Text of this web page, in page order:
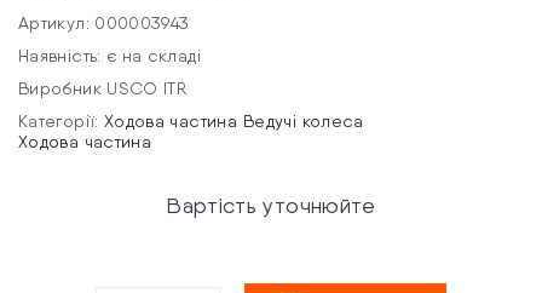
Артикул: 000003943
Наявність: є на складі
Виробник USCO ITR
Категорії: Ходова частина Ведучі колеса
Ходова частина
Вартість уточнюйте